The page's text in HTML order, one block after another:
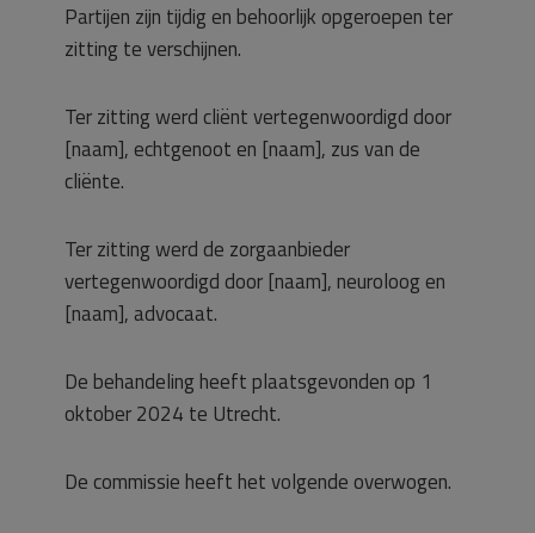
Partijen zijn tijdig en behoorlijk opgeroepen ter
zitting te verschijnen.
Ter zitting werd cliënt vertegenwoordigd door
[naam], echtgenoot en [naam], zus van de
cliënte.
Ter zitting werd de zorgaanbieder
vertegenwoordigd door [naam], neuroloog en
[naam], advocaat.
De behandeling heeft plaatsgevonden op 1
oktober 2024 te Utrecht.
De commissie heeft het volgende overwogen.